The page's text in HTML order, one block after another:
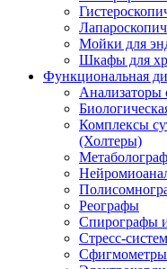
Мойки для
Шкафы для
Функциональная
Анализаторы
Комплексы
(Холтеры)
Реографы
Спирографы
Стресс-
Сфигмометры